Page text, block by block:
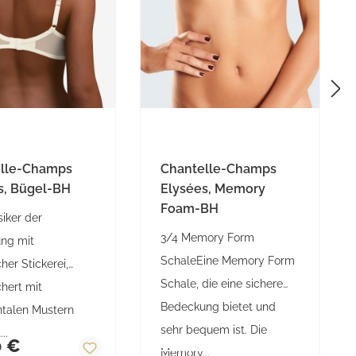
Champs
Bügel-BH
der
mit
Stickerei,
mit
Mustern
Preis:
€
Chantelle-Champs
Elysées, Memory
Foam-BH
3/4 Memory Form
SchaleEine Memory Form
Schale, die eine sichere
Bedeckung bietet und
sehr bequem ist. Die
Memory...